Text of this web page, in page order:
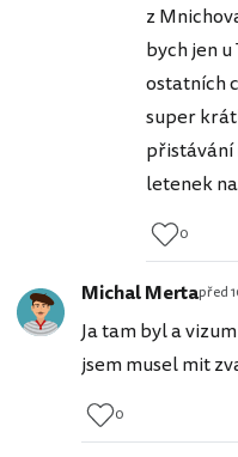
z
bych jen
ostatních
super
přistávání
letenek
0
Michal Mertapřed
Ja tam byl a
jsem musel mit
0